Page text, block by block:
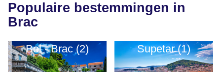
Populaire bestemmingen in
Brac
Bol - Brac (2) Supetar (1)